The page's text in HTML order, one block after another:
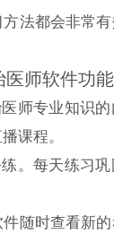
法都会非常
师软件功能
师专业知识
课程。
。每天练习巩
随时查看新